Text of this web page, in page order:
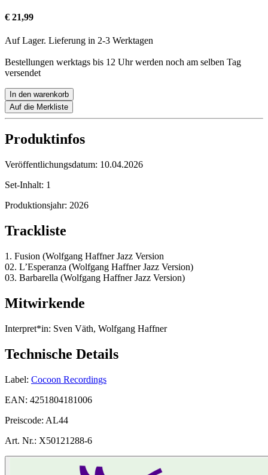
€ 21,99
Auf Lager. Lieferung in 2-3 Werktagen
Bestellungen werktags bis 12 Uhr werden noch am selben Tag
versendet
In den warenkorb
Auf die Merkliste
Produktinfos
Veröffentlichungsdatum: 10.04.2026
Set-Inhalt: 1
Produktionsjahr: 2026
Trackliste
1. Fusion (Wolfgang Haffner Jazz Version
02. L’Esperanza (Wolfgang Haffner Jazz Version)
03. Barbarella (Wolfgang Haffner Jazz Version)
Mitwirkende
Interpret*in: Sven Väth, Wolfgang Haffner
Technische Details
Label: Cocoon Recordings
EAN: 4251804181006
Preiscode: AL44
Art. Nr.: X50121288-6